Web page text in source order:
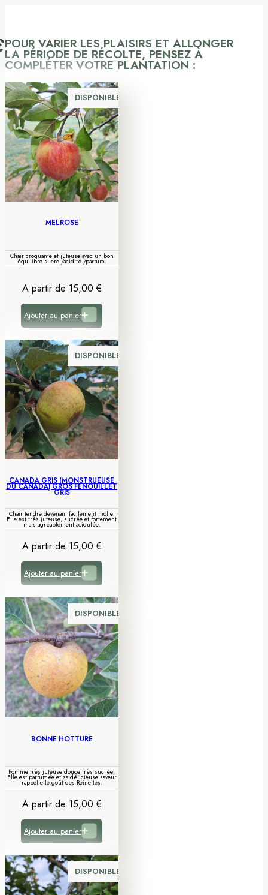
POUR VARIER LES PLAISIRS ET ALLONGER
LA PÉRIODE DE RÉCOLTE, PENSEZ À
COMPLÉTER VOTRE PLANTATION :
DISPONIBLE
MELROSE
Chair croquante et juteuse avec un bon
équilibre sucre /acidité /parfum.
A partir de 15,00€
Ajouter au panier
DISPONIBLE
CANADA GRIS (MONSTRUEUSE
DU CANADA) GROS FENOUILLET
GRIS
Chair tendre devenant facilement molle.
Elle est très juteuse, sucrée et fortement
mais agréablement acidulée.
A partir de 15,00€
Ajouter au panier
DISPONIBLE
BONNE HOTTURE
Pomme très juteuse douce très sucrée.
Elle est parfumée et sa délicieuse saveur
rappelle le goût des Reinettes.
A partir de 15,00€
Ajouter au panier
DISPONIBLE